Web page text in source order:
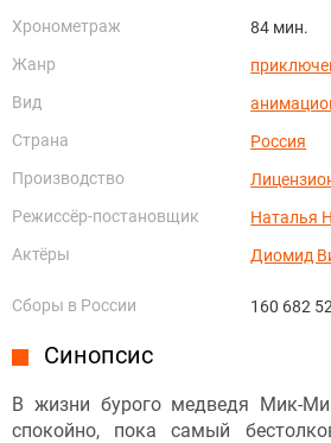
Хронометраж
84 мин.
Жанр
Вид
Страна
Россия
Производство
Режиссёр-постановщик
Наталья
Актёры
Диомид
Сборы в России 160 682
Синопсис
В жизни бурого медведя Мик-
спокойно, пока самый